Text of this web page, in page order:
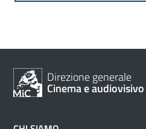
Direzione generale
Cinema e audiovisivo